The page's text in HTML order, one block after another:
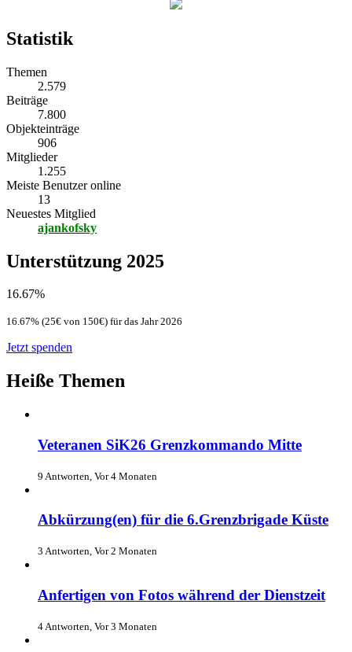
Statistik
Themen
2.579
Beiträge
7.800
Objekteinträge
906
Mitglieder
1.255
Meiste Benutzer online
13
Neuestes Mitglied
ajankofsky
Unterstützung 2025
16.67%
16.67% (25€ von 150€) für das Jahr 2026
Jetzt spenden
Heiße Themen
Veteranen SiK26 Grenzkommando Mitte
9 Antworten, Vor 4 Monaten
Abkürzung(en) für die 6.Grenzbrigade Küste
3 Antworten, Vor 2 Monaten
Anfertigen von Fotos während der Dienstzeit
4 Antworten, Vor 3 Monaten